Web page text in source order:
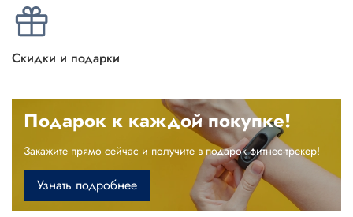
Скидки и подарки
Подарок к каждой покупке!
Закажите прямо сейчас и получите в подарок фитнес-трекер!
Узнать подробнее